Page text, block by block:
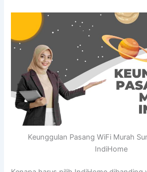
Keunggulan Pasang WiFi Murah
IndiHome